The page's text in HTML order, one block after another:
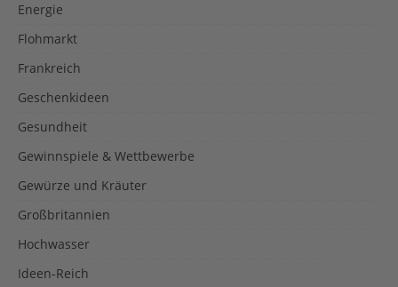
Energie
Flohmarkt
Frankreich
Geschenkideen
Gesundheit
Gewinnspiele & Wettbewerbe
Gewürze und Kräuter
Großbritannien
Hochwasser
Ideen-Reich